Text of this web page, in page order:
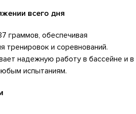
всего дня
граммов, обеспечивая
и соревнований.
надежную работу в бассейне и в
испытаниям.